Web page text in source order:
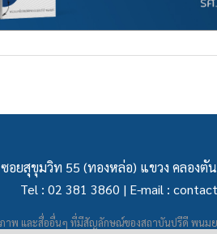
ยสุขุมวิท 55 (ทองหล่อ) แขวง คลองตั
Tel : 02 381 3860 | E-mail :
าพ และสื่ออื่นๆ ที่มีสัญลักษณ์ของสถาบันปรีดี พนมย